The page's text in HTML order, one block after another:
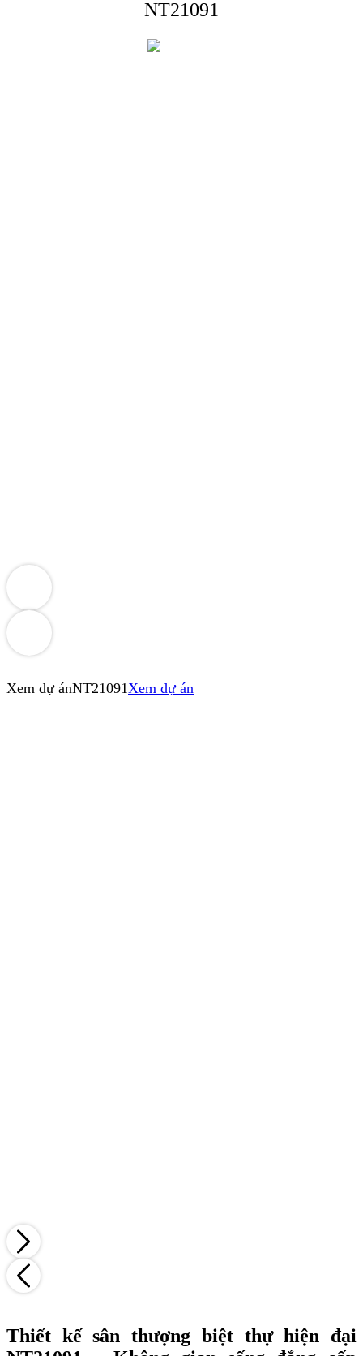
NT21091
Xem dự ánNT21091 Xem dự án
Thiết kế sân thượng biệt thự hiện đại